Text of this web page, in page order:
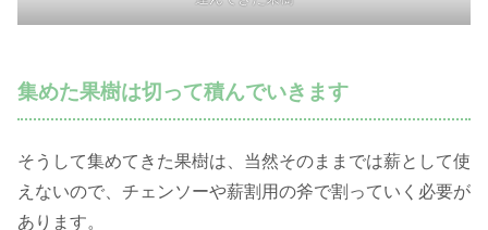
集めた果樹は切って積んでいきます
そうして集めてきた果樹は、当然そのままでは薪として使
えないので、チェンソーや薪割用の斧で割っていく必要が
あります。